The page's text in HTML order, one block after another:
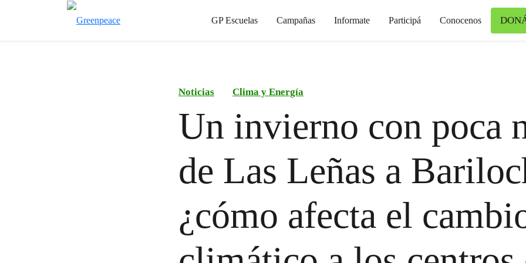
GP Escuelas Campañas Informate Participá Conocenos
Noticias Clima y Energía
Un invierno con poca
de Las Leñas a
¿cómo afecta el